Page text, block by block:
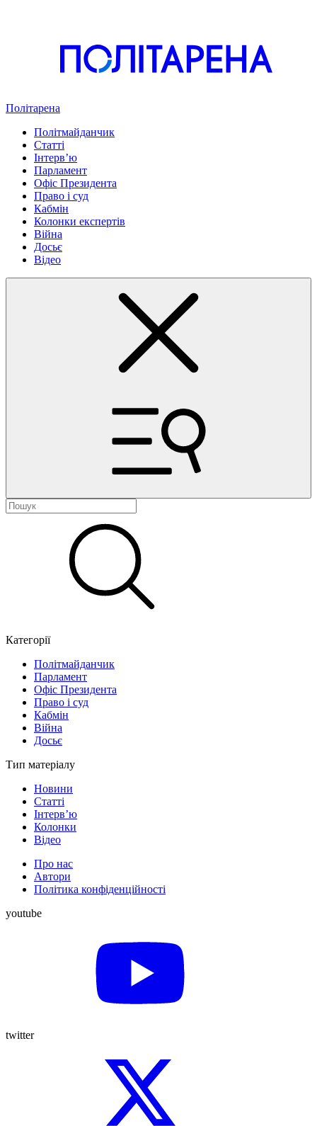
Політарена
Політмайданчик
Статті
Інтервʼю
Парламент
Офіс Президента
Право і суд
Кабмін
Колонки експертів
Війна
Досьє
Відео
Категорії
Політмайданчик
Парламент
Офіс Президента
Право і суд
Кабмін
Війна
Досьє
Тип матеріалу
Новини
Статті
Інтерв’ю
Колонки
Відео
Про нас
Автори
Політика конфіденційності
youtube
twitter